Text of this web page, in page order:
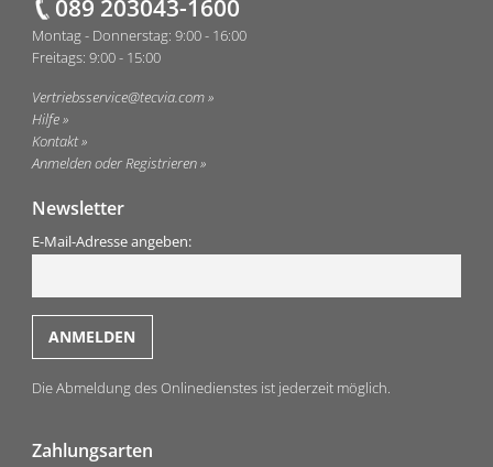
089 203043-1600
Montag - Donnerstag: 9:00 - 16:00
Freitags: 9:00 - 15:00
Vertriebsservice@tecvia.com
Hilfe
Kontakt
Anmelden oder Registrieren
Newsletter
E-Mail-Adresse angeben:
Die Abmeldung des Onlinedienstes ist jederzeit möglich.
Zahlungsarten